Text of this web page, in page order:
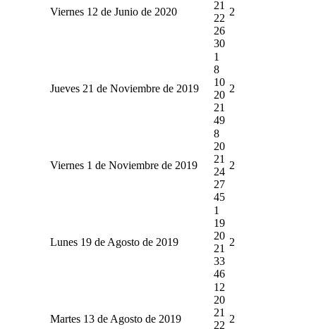
Viernes 12 de Junio de 2020
21
22
26
30
2
Jueves 21 de Noviembre de 2019
1
8
10
20
21
49
2
Viernes 1 de Noviembre de 2019
8
20
21
24
27
45
2
Lunes 19 de Agosto de 2019
1
19
20
21
33
46
2
Martes 13 de Agosto de 2019
12
20
21
22
2